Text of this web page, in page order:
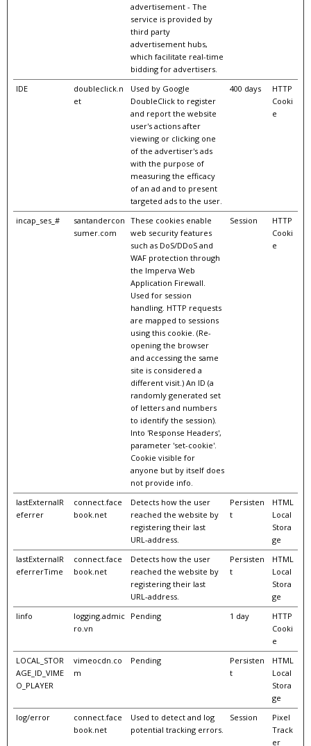
advertisement - The
service is provided by
third party
advertisement hubs,
which facilitate real-time
bidding for advertisers.
IDE
doubleclick.n
et
Used by Google
DoubleClick to register
and report the website
user's actions after
viewing or clicking one
of the advertiser's ads
with the purpose of
measuring the efficacy
of an ad and to present
targeted ads to the user.
400 days
HTTP
Cooki
e
incap_ses_#
santandercon
sumer.com
These cookies enable
web security features
such as DoS/DDoS and
WAF protection through
the Imperva Web
Application Firewall.
Used for session
handling. HTTP requests
are mapped to sessions
using this cookie. (Re-
opening the browser
and accessing the same
site is considered a
different visit.) An ID (a
randomly generated set
of letters and numbers
to identify the session).
Into 'Response Headers',
parameter 'set-cookie'.
Cookie visible for
anyone but by itself does
not provide info.
Session
HTTP
Cooki
e
lastExternalR
eferrer
connect.face
book.net
Detects how the user
reached the website by
registering their last
URL-address.
Persisten
t
HTML
Local
Stora
ge
lastExternalR
eferrerTime
connect.face
book.net
Detects how the user
reached the website by
registering their last
URL-address.
Persisten
t
HTML
Local
Stora
ge
linfo
logging.admic
ro.vn
Pending 1 day
HTTP
Cooki
e
LOCAL_STOR
AGE_ID_VIME
O_PLAYER
vimeocdn.co
m
Pending
Persisten
t
HTML
Local
Stora
ge
log/error
connect.face
book.net
Used to detect and log
potential tracking errors.
Session
Pixel
Track
er